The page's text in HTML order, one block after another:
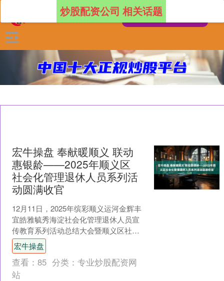
炒股配资公司 相关话题
宏牛操盘 奉献暖顺义 联动
惠银龄——2025年顺义区
社会化管理退休人员系列活
动圆满收官
12月11日，2025年缤彩顺义运河金辉丰
宜皓雅毓秀海淀社会化管理退休人员宣
传教育系列活动总结大会暨顺义区社会
化管理退休人员暖心奉献人颁奖典礼在
北京金蝶会议中心....
宏牛操盘
查看： 85 分类： 专业炒股配资网
站